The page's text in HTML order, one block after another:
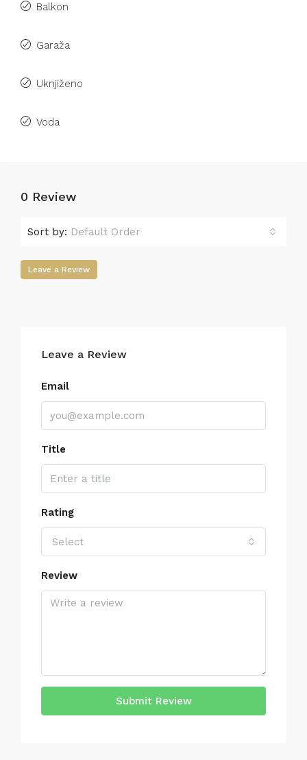
Balkon
Garaža
Uknjiženo
Voda
0 Review
Sort by: Default Order
Leave a Review
Leave a Review
Email
Title
Rating
Select
Review
Submit Review